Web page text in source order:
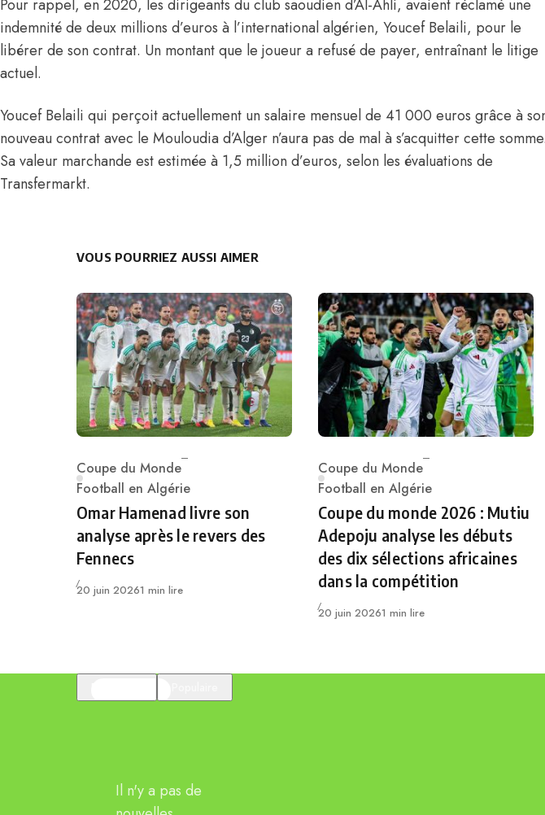
Pour rappel, en 2020, les dirigeants du club saoudien d’Al-Ahli, avaient réclamé une
indemnité de deux millions d’euros à l’international algérien, Youcef Belaili, pour le
libérer de son contrat. Un montant que le joueur a refusé de payer, entraînant le litige
actuel.
Youcef Belaili qui perçoit actuellement un salaire mensuel de 41 000 euros grâce à
nouveau contrat avec le Mouloudia d’Alger n’aura pas de mal à s’acquitter cette somme.
Sa valeur marchande est estimée à 1,5 million d’euros, selon les évaluations de
Transfermarkt.
VOUS POURRIEZ AUSSI AIMER
Category
Coupe du Monde
Football en Algérie
Omar Hamenad livre son
analyse après le revers des
Fennecs
Publié
20 juin 20261 min lire
Category
Coupe du Monde
Football en Algérie
Coupe du monde 2026 : Mutiu
Adepoju analyse les débuts
des dix sélections africaines
dans la compétition
Publié
20 juin 20261 min lire
Il n'y a pas de